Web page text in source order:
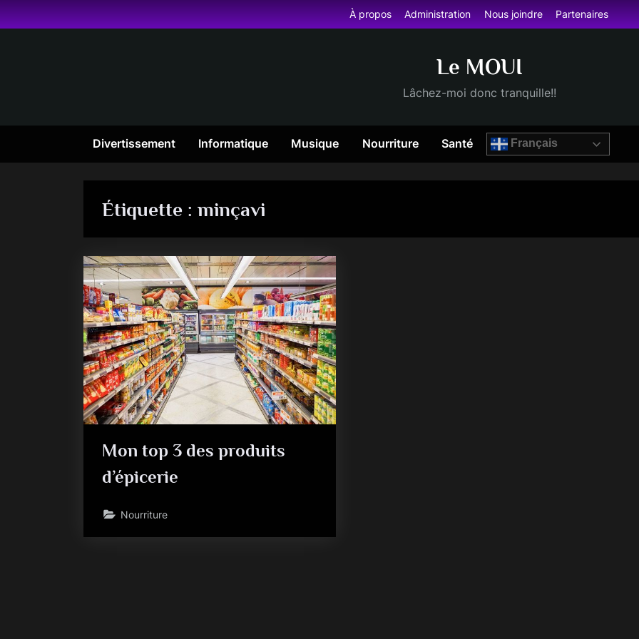
Skip
to
À propos Administration Nous joindre Partenaires
Le MOUI
Lâchez-moi donc tranquille!!
Divertissement Informatique Musique Nourriture Santé Français
Étiquette : minçavi
Mon top 3 des produits
d’épicerie
Nourriture